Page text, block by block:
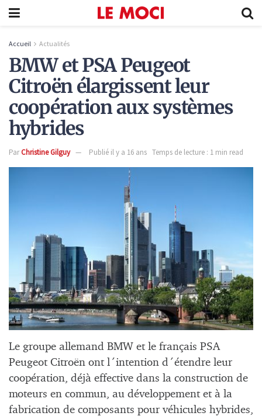
Accueil Actualités
BMW et PSA Peugeot
Citroën élargissent leur
coopération aux systèmes
hybrides
ParChristine Gilguy Publié il y a 16 ans Temps de lecture : 1 min read
Le groupe allemand BMW et le français PSA
Peugeot Citroën ont l´intention d´étendre leur
coopération, déjà effective dans la construction de
moteurs en commun, au développement et à la
fabrication de composants pour véhicules hybrides,